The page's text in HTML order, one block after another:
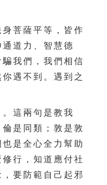
183 184 185
193 194 195
203 204 205
208 209 210
213 214 215
菩薩平等，皆作
道力、智慧德
我們，我們相信
遇不到。遇到之
這兩句是教我
是同類；敦是敦
是全心全力幫助
行，知道應付社
要防範自己起邪